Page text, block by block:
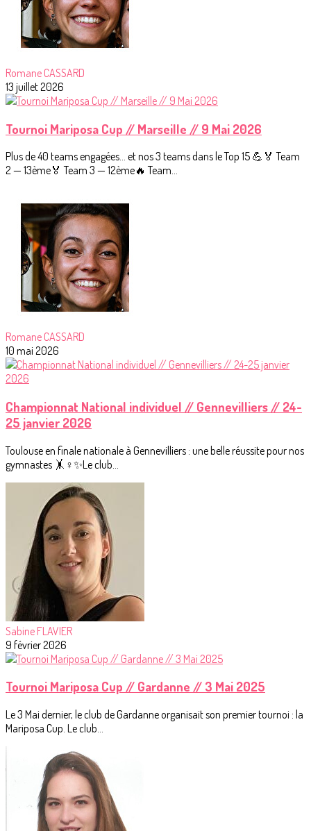
Romane CASSARD
13 juillet 2026
Tournoi Mariposa Cup // Marseille // 9 Mai 2026
Plus de 40 teams engagées… et nos 3 teams dans le Top 15 💪🏅 Team
2 — 13ème🏅 Team 3 — 12ème🔥 Team...
Romane CASSARD
10 mai 2026
Championnat National individuel // Gennevilliers // 24-
25 janvier 2026
Toulouse en finale nationale à Gennevilliers : une belle réussite pour nos
gymnastes 🤸♀️✨Le club...
Sabine FLAVIER
9 février 2026
Tournoi Mariposa Cup // Gardanne // 3 Mai 2025
Le 3 Mai dernier, le club de Gardanne organisait son premier tournoi : la
Mariposa Cup. Le club...